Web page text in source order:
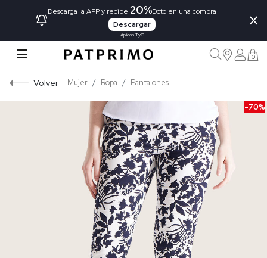
Descarga la APP y recibe 20%Dcto en una compra
Descargar
Aplican TyC
×
0
Volver Mujer Ropa Pantalones
-70%